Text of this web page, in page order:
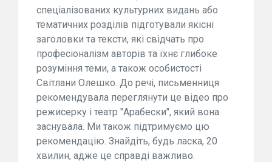
спеціалізованих культурних видань або
тематичних розділів підготували якісні
заголовки та тексти, які свідчать про
професіоналізм авторів та їхнє глибоке
розуміння теми, а також особистості
Світлани Олешко. До речі, письменниця
рекомендувала переглянути це відео про
режисерку і театр "Арабески", який вона
заснувала. Ми також підтримуємо цю
рекомендацію. Знайдіть, будь ласка, 20
хвилин, адже це справді важливо.